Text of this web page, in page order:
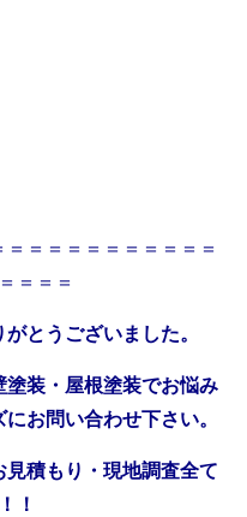
＝＝＝＝＝＝＝＝＝＝
＝＝＝
とうございました。
装・屋根塗装でお悩み
お問い合わせ下さい。
積もり・現地調査全て
！